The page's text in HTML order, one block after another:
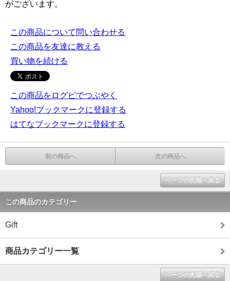
がございます。
この商品について問い合わせる
この商品を友達に教える
買い物を続ける
この商品をログピでつぶやく
Yahoo!ブックマークに登録する
はてなブックマークに登録する
前の商品へ 次の商品へ
ページの先頭へ戻る
この商品のカテゴリー
Gift
商品カテゴリー一覧
ページの先頭へ戻る